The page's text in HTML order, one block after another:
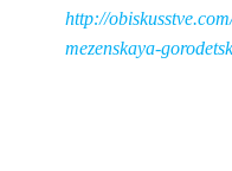
http://
mezenskaya-